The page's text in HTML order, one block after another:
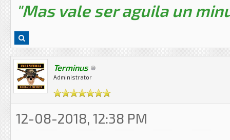
"Mas vale ser aguila un
Terminus
Administrator
12-08-2018, 12:38 PM